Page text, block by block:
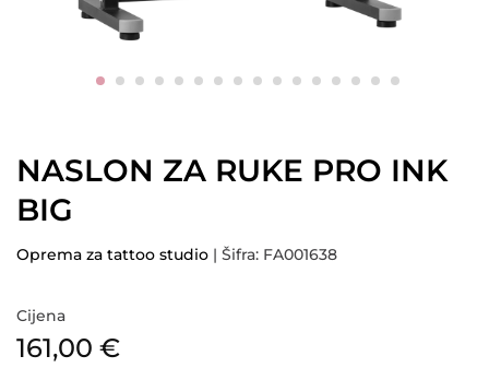
NASLON ZA RUKE PRO INK
BIG
Oprema za tattoo studio | Šifra: FA001638
Cijena
161,00 €